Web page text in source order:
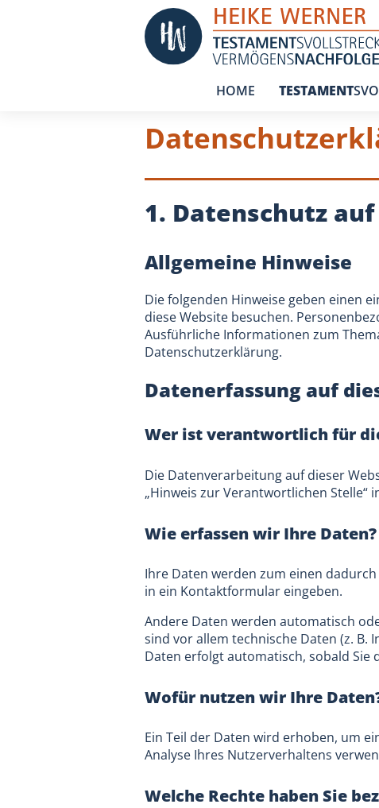
HOME TESTAMENT
1. Datenschutz
Allgemeine Hinweise
Die folgenden Hinweise geben einen
diese Website besuchen.
Ausführliche Informationen zum
Datenschutzerklärung.
Datenerfassung auf
Wer ist verantwortlich für
Die Datenverarbeitung auf dieser
„Hinweis zur Verantwortlichen
Wie erfassen wir Ihre Daten?
Ihre Daten werden zum einen
in ein Kontaktformular eingeben.
Andere Daten werden automatisch
sind vor allem technische Daten (z. B.
Daten erfolgt automatisch, sobald Sie
Wofür nutzen wir Ihre
Ein Teil der Daten wird erhoben, um
Analyse Ihres Nutzerverhaltens
Welche Rechte haben Sie